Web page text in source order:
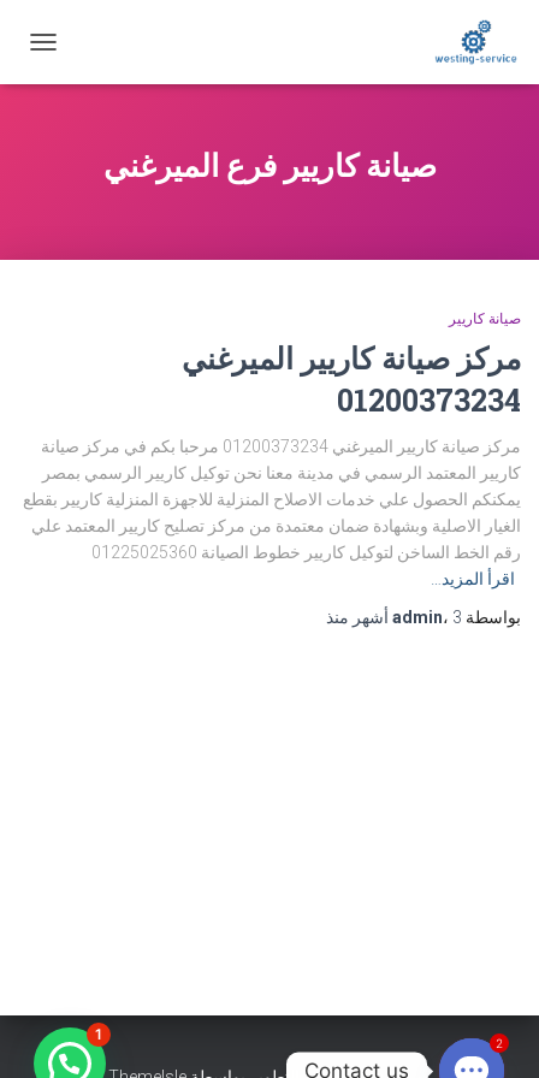
التنقل
صيانة كاريير فرع الميرغني
صيانة كاريير
مركز صيانة كاريير الميرغني
01200373234
مركز صيانة كاريير الميرغني 01200373234 مرحبا بكم في مركز صيانة
كاريير المعتمد الرسمي في مدينة معنا نحن توكيل كاريير الرسمي بمصر
يمكنكم الحصول علي خدمات الاصلاح المنزلية للاجهزة المنزلية كاريير بقطع
الغيار الاصلية وبشهادة ضمان معتمدة من مركز تصليح كاريير المعتمد علي
رقم الخط الساخن لتوكيل كاريير خطوط الصيانة 01225025360
اقرأ المزيد…
بواسطة
admin، 3 أشهر منذ
1
Contact us
2